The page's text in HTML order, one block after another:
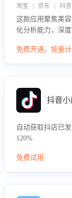
淘宝 | 京东 | 抖
这款应用聚焦美
化分析能力，深
效性与完整性，
免费开通，按量
自动获取抖店已
120%
免费试用